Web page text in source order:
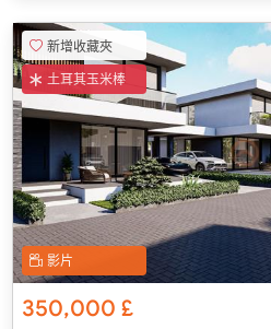
新增收藏夾
土耳其玉米棒
影片
350,000 £